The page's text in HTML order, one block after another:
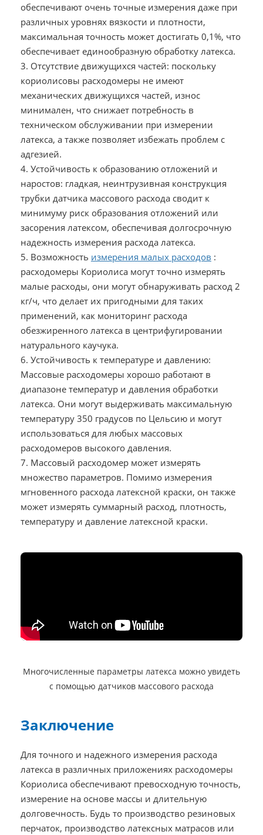
обеспечивают очень точные измерения даже при
различных уровнях вязкости и плотности,
максимальная точность может достигать 0,1%, что
обеспечивает единообразную обработку латекса.
3. Отсутствие движущихся частей: поскольку
кориолисовы расходомеры не имеют
механических движущихся частей, износ
минимален, что снижает потребность в
техническом обслуживании при измерении
латекса, а также позволяет избежать проблем с
адгезией.
4. Устойчивость к образованию отложений и
наростов: гладкая, неинтрузивная конструкция
трубки датчика массового расхода сводит к
минимуму риск образования отложений или
засорения латексом, обеспечивая долгосрочную
надежность измерения расхода латекса.
5. Возможность измерения малых расходов :
расходомеры Кориолиса могут точно измерять
малые расходы, они могут обнаруживать расход 2
кг/ч, что делает их пригодными для таких
применений, как мониторинг расхода
обезжиренного латекса в центрифугировании
натурального каучука.
6. Устойчивость к температуре и давлению:
Массовые расходомеры хорошо работают в
диапазоне температур и давления обработки
латекса. Они могут выдерживать максимальную
температуру 350 градусов по Цельсию и могут
использоваться для любых массовых
расходомеров высокого давления.
7. Массовый расходомер может измерять
множество параметров. Помимо измерения
мгновенного расхода латексной краски, он также
может измерять суммарный расход, плотность,
температуру и давление латексной краски.
Многочисленные параметры латекса можно увидеть
с помощью датчиков массового расхода
Заключение
Для точного и надежного измерения расхода
латекса в различных приложениях расходомеры
Кориолиса обеспечивают превосходную точность,
измерение на основе массы и длительную
долговечность. Будь то производство резиновых
перчаток, производство латексных матрасов или